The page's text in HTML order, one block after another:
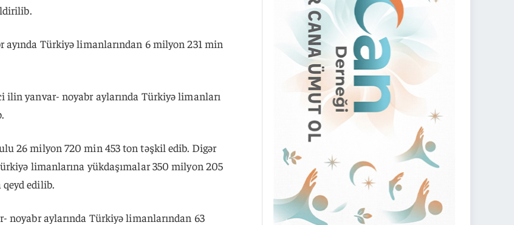
Türkiyə limanlarından 6 milyon 231 min
yanvar- noyabr aylarında Türkiyə limanları
26 milyon 720 min 453 ton təşkil edib. Digər
limanlarına yükdaşımalar 350 milyon 205
edilib.
aylarında Türkiyə limanlarından 63